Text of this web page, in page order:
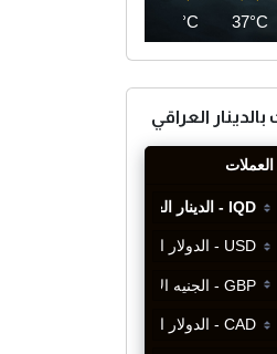
37°C
36°C
العراقي